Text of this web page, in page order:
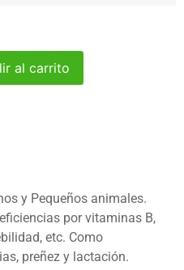
al carrito
y Pequeños animales.
por vitaminas B,
etc. Como
preñez y lactación.